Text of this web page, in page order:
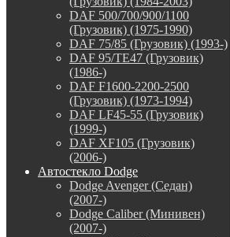
DAF 500/700/900/1100
(Грузовик) (1975-1990)
DAF 75/85 (Грузовик) (1993-)
DAF 95/TE47 (Грузовик)
(1986-)
DAF F1600-2200-2500
(Грузовик) (1973-1994)
DAF LF45-55 (Грузовик)
(1999-)
DAF XF105 (Грузовик)
(2006-)
Автостекло Dodge
Dodge Avenger (Седан)
(2007-)
Dodge Caliber (Минивен)
(2007-)